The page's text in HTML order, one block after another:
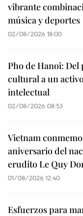
vibrante
música y deportes
02/08/2026 18:00
Pho de Hanoi:
cultural a un
intelectual
02/08/2026 08:53
Vietnam
aniversario del
erudito Le Quy
01/08/2026 12:40
Esfuerzos para